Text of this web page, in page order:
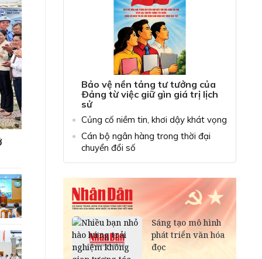
22:00
Thời sự Báo và phát thanh, truyền hình Cà Mau
22:30
Chuyên đề Chính sách pháp luật: Tăng cường bảo
vệ quyền lợi của người tiêu dùng
22:45
23:00
Phim truyện Trung Quốc: Sơn Hải Kinh - Tập 1
Bảo vệ nền tảng tư tưởng của
Ðảng từ việc giữ gìn giá trị lịch
sử
Củng cố niềm tin, khơi dậy khát vọng
Cán bộ ngân hàng trong thời đại
chuyển đổi số